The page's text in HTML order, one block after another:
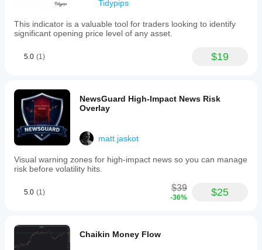
Tidypips
This indicator is a valuable tool for traders looking to identify
significant opening price level of any asset.
5.0 (1) $19
NewsGuard High-Impact News Risk
Overlay
matt.jaskot
Visual warning zones for high-impact news so you can manage
risk before volatility hits.
5.0 (1) $39
-36% $25
Chaikin Money Flow